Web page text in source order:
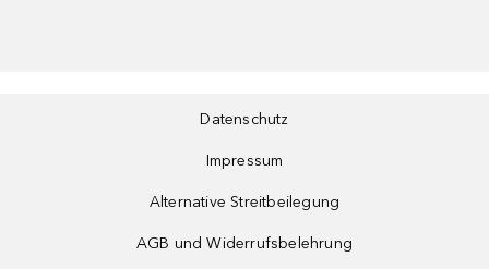
Datenschutz
Impressum
Alternative Streitbeilegung
AGB und Widerrufsbelehrung